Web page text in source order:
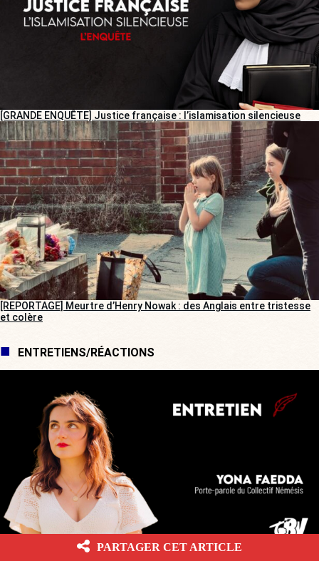
[GRANDE ENQUÊTE] Justice française : l’islamisation silencieuse
[REPORTAGE] Meurtre d’Henry Nowak : des Anglais entre tristesse
et colère
ENTRETIENS/RÉACTIONS
[ENTRETIEN] « Je ne vais pas m’arrêter et me censurer »
PARTAGER CET ARTICLE